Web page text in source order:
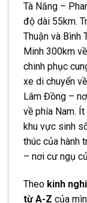
Tà Năng –
độ dài 55km.
Thuận và Bình
Minh 300km
chinh phục
xe di chuyển
Lâm Đồng –
về phía Nam.
khu vực sinh
thúc của hành
– nơi cư ngụ
Theo kinh
từ A-Z của